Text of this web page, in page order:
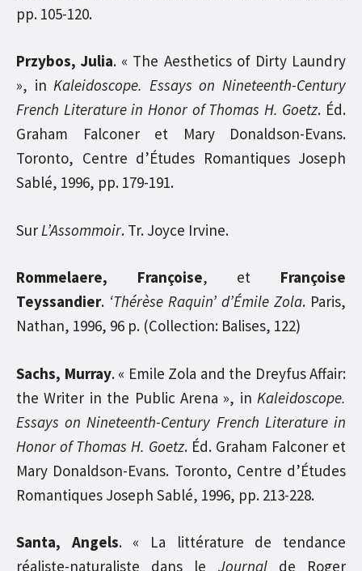
pp. 105-120.
Przybos, Julia. « The Aesthetics of Dirty Laundry
», inKaleidoscope. Essays on Nineteenth-Century
French Literature in Honor of Thomas H. Goetz. Éd.
Graham Falconer et Mary Donaldson-Evans.
Toronto, Centre d’Études Romantiques Joseph
Sablé, 1996, pp. 179-191.
Sur L’Assommoir. Tr. Joyce Irvine.
Rommelaere, Françoise, et Françoise
Teyssandier. ‘Thérèse Raquin’ d’Émile Zola. Paris,
Nathan, 1996, 96 p. (Collection: Balises, 122)
Sachs, Murray. « Emile Zola and the Dreyfus Affair:
the Writer in the Public Arena », in Kaleidoscope.
Essays on Nineteenth-Century French Literature in
Honor of Thomas H. Goetz. Éd. Graham Falconer et
Mary Donaldson-Evans. Toronto, Centre d’Études
Romantiques Joseph Sablé, 1996, pp. 213-228.
Santa, Angels. « La littérature de tendance
réaliste-naturaliste dans le Journalde Roger